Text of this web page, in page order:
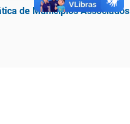
de Municípios Associados